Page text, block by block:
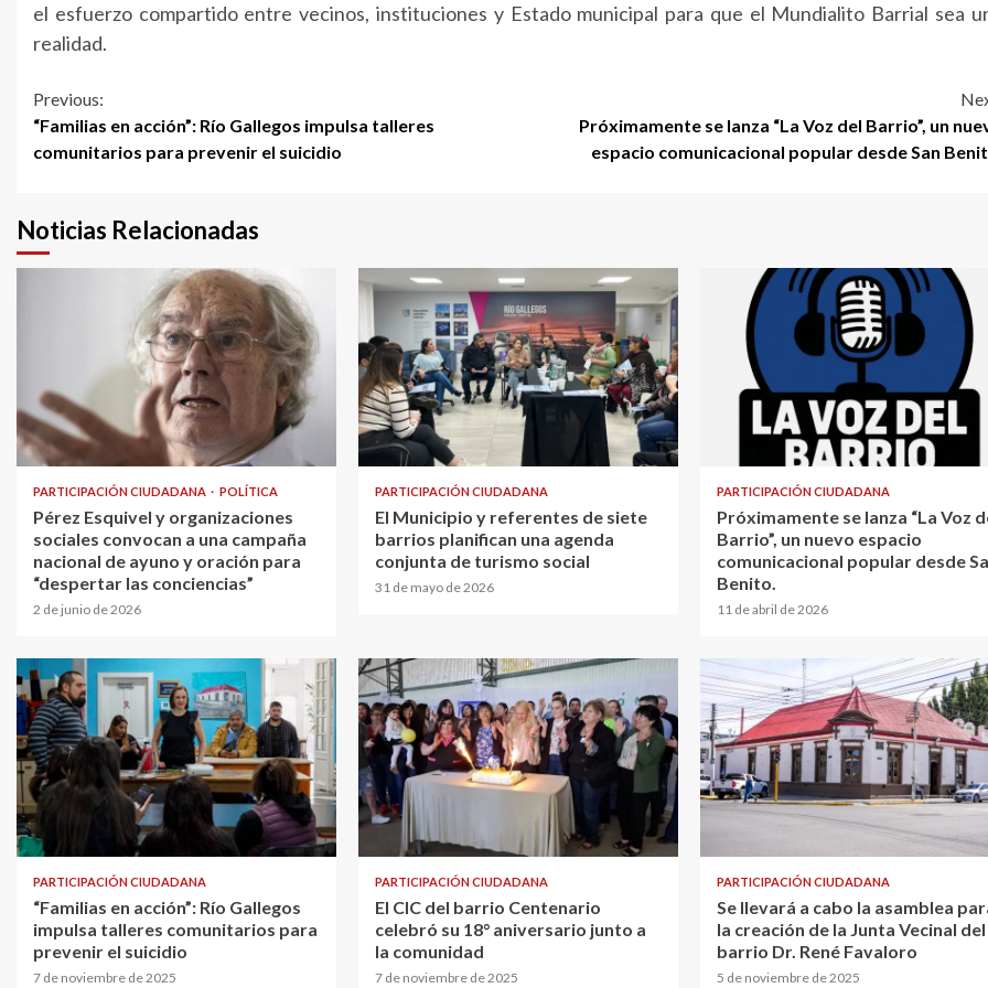
el esfuerzo compartido entre vecinos, instituciones y Estado municipal para que el Mundialito Barrial sea
realidad.
Continue
Reading
Previous:
“Familias en acción”: Río Gallegos impulsa talleres
comunitarios para prevenir el suicidio
Próximamente se lanza “La Voz del Barrio”, un
espacio comunicacional popular desde San
Noticias Relacionadas
PARTICIPACIÓN CIUDADANA POLÍTICA
Pérez Esquivel y organizaciones
sociales convocan a una campaña
nacional de ayuno y oración para
“despertar las conciencias”
2 de junio de 2026
PARTICIPACIÓN CIUDADANA
El Municipio y referentes de siete
barrios planifican una agenda
conjunta de turismo social
31 de mayo de 2026
PARTICIPACIÓN CIUDADANA
Próximamente se lanza “La Voz
Barrio”, un nuevo espacio
comunicacional popular desde
Benito.
11 de abril de 2026
PARTICIPACIÓN CIUDADANA
“Familias en acción”: Río Gallegos
impulsa talleres comunitarios para
prevenir el suicidio
7 de noviembre de 2025
PARTICIPACIÓN CIUDADANA
El CIC del barrio Centenario
celebró su 18° aniversario junto a
la comunidad
7 de noviembre de 2025
PARTICIPACIÓN CIUDADANA
Se llevará a cabo la asamblea
la creación de la Junta Vecinal del
barrio Dr. René Favaloro
5 de noviembre de 2025